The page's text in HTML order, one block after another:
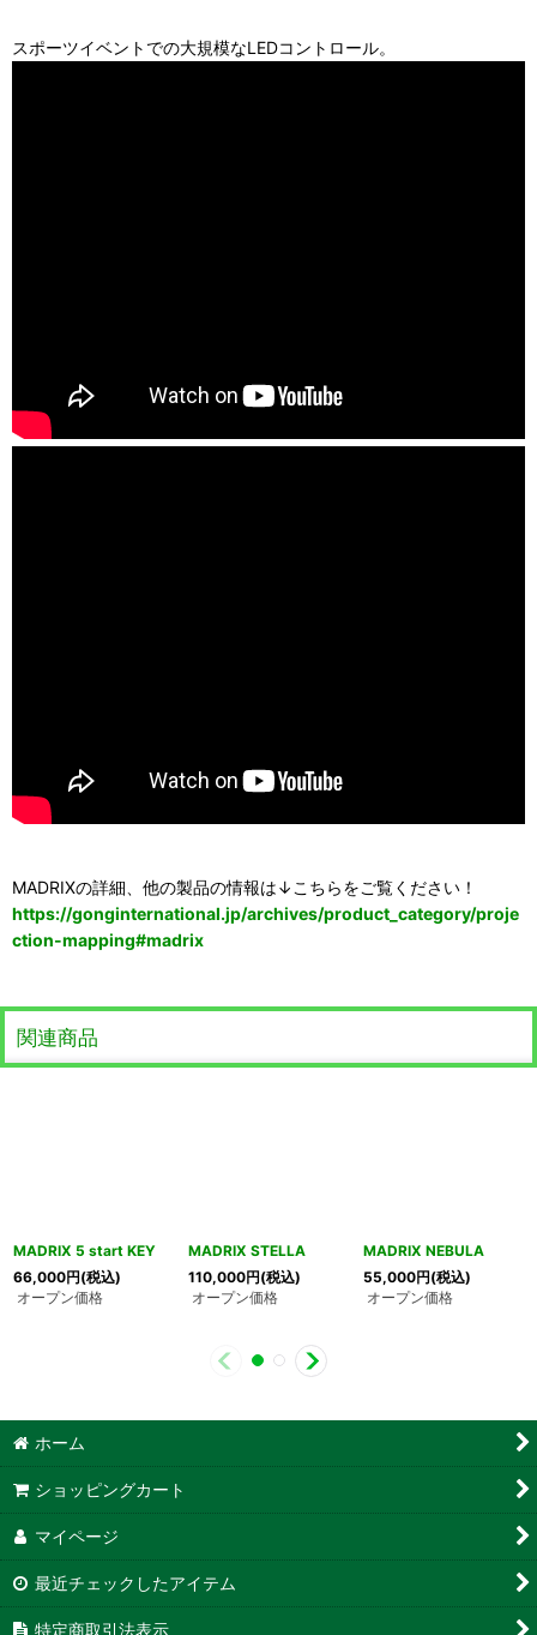
スポーツイベントでの大規模なLEDコントロール。
MADRIXの詳細、他の製品の情報は↓こちらをご覧ください！
https://gonginternational.jp/archives/product_category/proje
ction-mapping#madrix
関連商品
MADRIX 5 start KEY
66,000円(税込)
オープン価格
MADRIX STELLA
110,000円(税込)
オープン価格
MADRIX NEBULA
55,000円(税込)
オープン価格
ホーム
ショッピングカート
マイページ
最近チェックしたアイテム
特定商取引法表示